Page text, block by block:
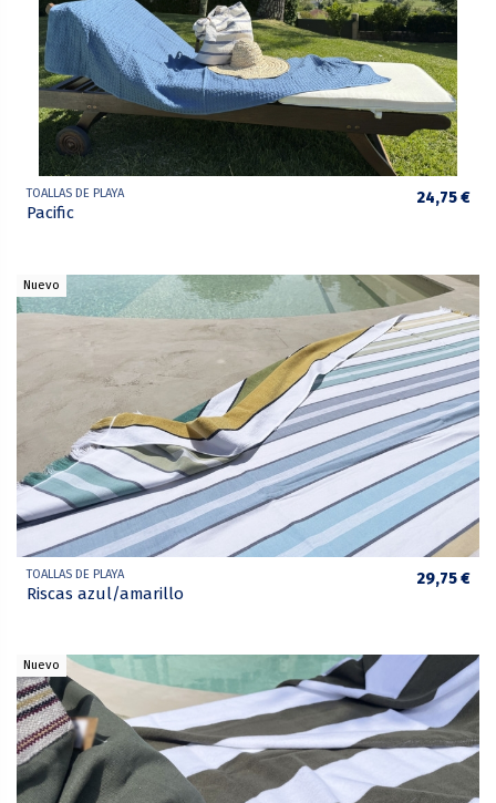
TOALLAS DE PLAYA
Pacific
24,75 €
Nuevo
TOALLAS DE PLAYA
Riscas azul/amarillo
29,75 €
Nuevo